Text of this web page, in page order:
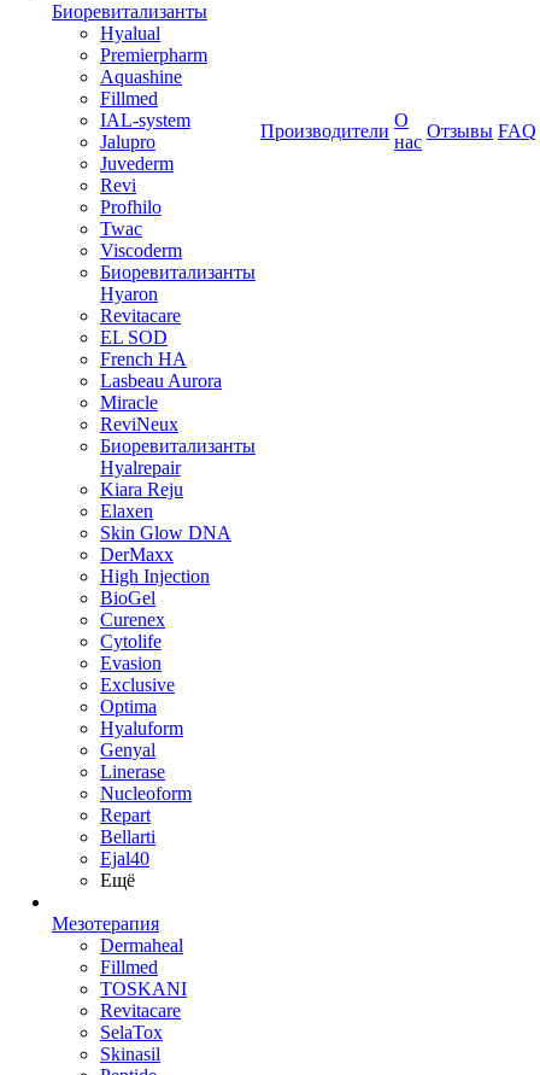
Биоревитализанты
Hyalual
Premierpharm
Aquashine
Fillmed
IAL-system
Jalupro
Juvederm
Revi
Profhilo
Twac
Viscoderm
Биоревитализанты
Hyaron
Revitacare
EL SOD
French HA
Lasbeau Aurora
Miracle
ReviNeux
Биоревитализанты
Hyalrepair
Kiara Reju
Elaxen
Skin Glow DNA
DerMaxx
High Injection
BioGel
Curenex
Cytolife
Evasion
Exclusive
Optima
Hyaluform
Genyal
Linerase
Nucleoform
Repart
Bellarti
Ejal40
Ещё
Мезотерапия
Dermaheal
Fillmed
TOSKANI
Revitacare
SelaTox
Skinasil
Производители
О
нас
Отзывы FAQ